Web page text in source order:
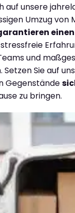
auf unsere
Umzug von
und
Setzen Sie auf
Gegenstände
zu bringen.